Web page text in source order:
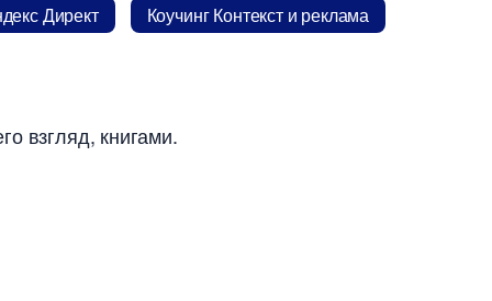
Директ
Коучинг Контекст и реклама
взгляд, книгами.